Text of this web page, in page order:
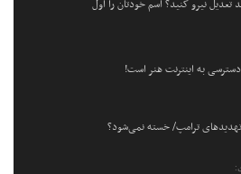
نیرو کنید؟ اسم خودتان را اول
به اینترنت هنر است!
ترامپ/ خسته نمی‌شود؟